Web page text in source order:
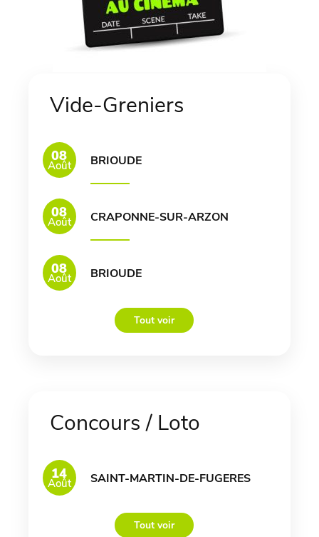
Vide-Greniers
08
Août BRIOUDE
08
Août CRAPONNE-SUR-ARZON
08
Août BRIOUDE
Tout voir
Concours / Loto
14
Août SAINT-MARTIN-DE-FUGERES
Tout voir